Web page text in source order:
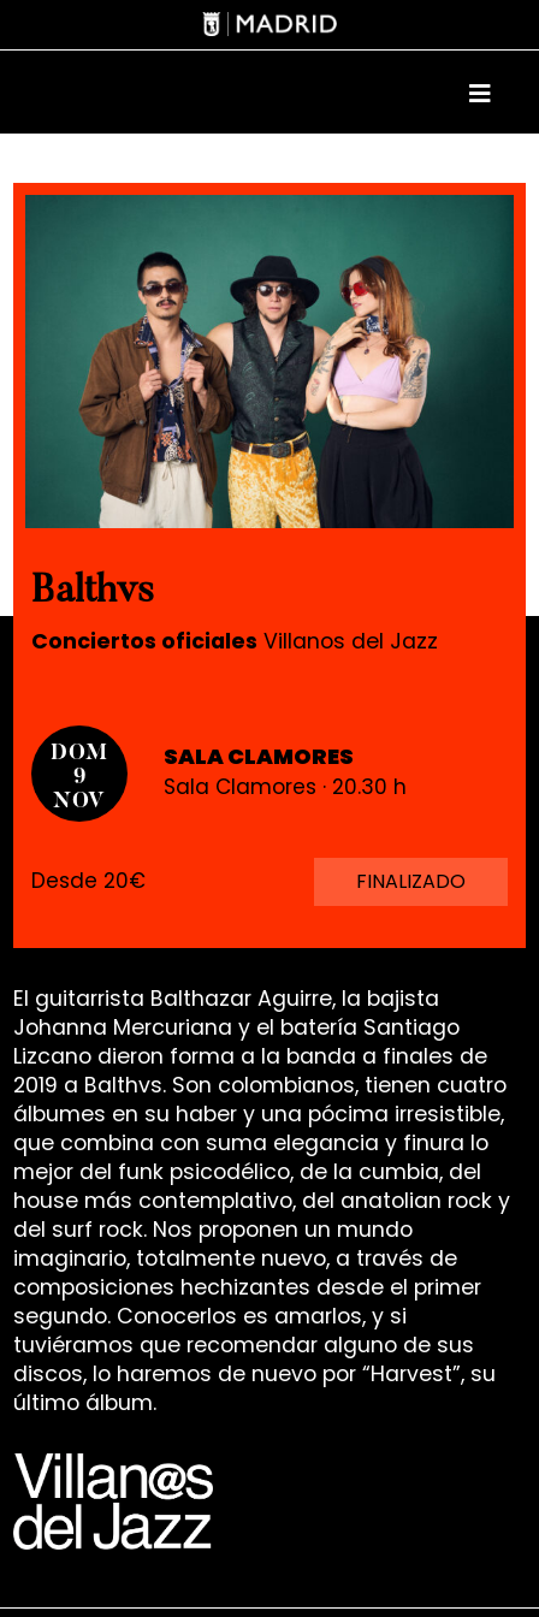
Balthvs
Conciertos oficiales Villanos del Jazz
DOM
9
NOV
SALA CLAMORES
Sala Clamores · 20.30 h
Desde 20€ FINALIZADO
El guitarrista Balthazar Aguirre, la bajista
Johanna Mercuriana y el batería Santiago
Lizcano dieron forma a la banda a finales de
2019 a Balthvs. Son colombianos, tienen cuatro
álbumes en su haber y una pócima irresistible,
que combina con suma elegancia y finura lo
mejor del funk psicodélico, de la cumbia, del
house más contemplativo, del anatolian rock y
del surf rock. Nos proponen un mundo
imaginario, totalmente nuevo, a través de
composiciones hechizantes desde el primer
segundo. Conocerlos es amarlos, y si
tuviéramos que recomendar alguno de sus
discos, lo haremos de nuevo por “Harvest”, su
último álbum.